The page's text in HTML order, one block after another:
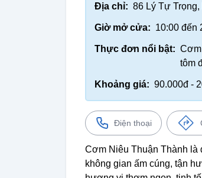
Địa chỉ: 86 Lý Tự Trọng,
Giờ mở cửa: 10:00 đến
Thực đơn nổi bật: Cơm
tôm
Khoảng giá: 90.000đ -
Điện thoại
Cơm Niêu Thuận Thành là
không gian ấm cúng, tận